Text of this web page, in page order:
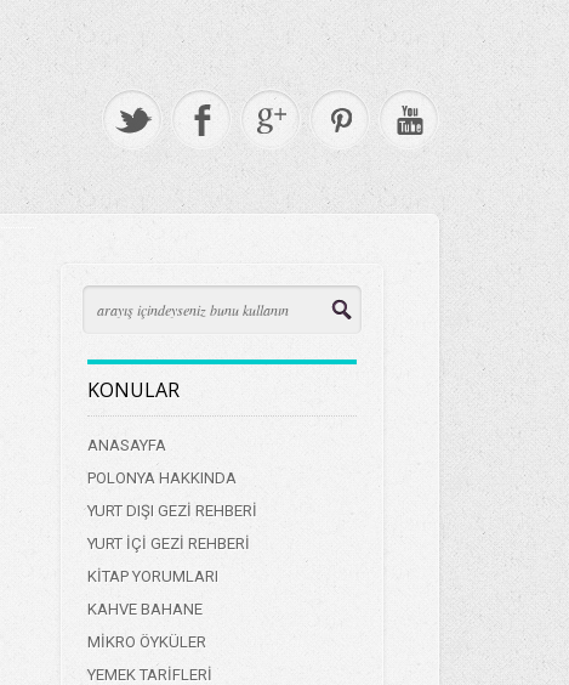
KONULAR
ANASAYFA
POLONYA HAKKINDA
YURT DIŞI GEZİ REHBERİ
YURT İÇİ GEZİ REHBERİ
KİTAP YORUMLARI
KAHVE BAHANE
MİKRO ÖYKÜLER
YEMEK TARİFLERİ